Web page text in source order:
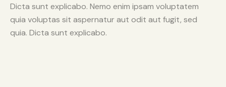
Dicta sunt explicabo. Nemo enim ipsam voluptatem
quia voluptas sit aspernatur aut odit aut fugit, sed
quia. Dicta sunt explicabo.